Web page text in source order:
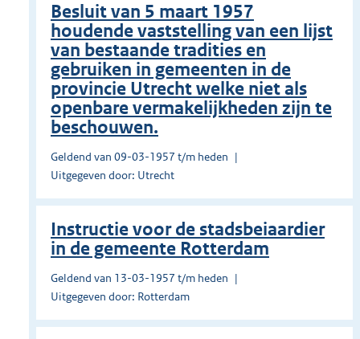
Besluit van 5 maart 1957
houdende vaststelling van een lijst
van bestaande tradities en
gebruiken in gemeenten in de
provincie Utrecht welke niet als
openbare vermakelijkheden zijn te
beschouwen.
Geldend van 09-03-1957 t/m heden
Uitgegeven door: Utrecht
Instructie voor de stadsbeiaardier
in de gemeente Rotterdam
Geldend van 13-03-1957 t/m heden
Uitgegeven door: Rotterdam